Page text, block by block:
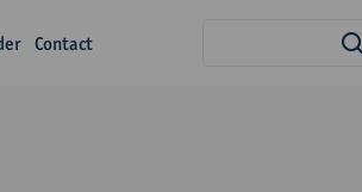
Contact